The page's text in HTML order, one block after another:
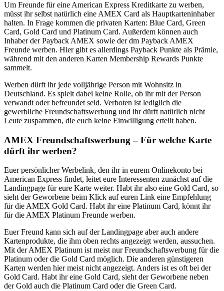
Um Freunde für eine American Express Kreditkarte zu werben,
müsst ihr selbst natürlich eine AMEX Card als Hauptkarteninhaber
halten. In Frage kommen die privaten Karten: Blue Card, Green
Card, Gold Card und Platinum Card. Außerdem können auch
Inhaber der Payback AMEX sowie der dm Payback AMEX
Freunde werben. Hier gibt es allerdings Payback Punkte als Prämie,
während mit den anderen Karten Membership Rewards Punkte
sammelt.
Werben dürft ihr jede volljährige Person mit Wohnsitz in
Deutschland. Es spielt dabei keine Rolle, ob ihr mit der Person
verwandt oder befreundet seid. Verboten ist lediglich die
gewerbliche Freundschaftswerbung und ihr dürft natürlich nicht
Leute zuspammen, die euch keine Einwilligung erteilt haben.
AMEX Freundschaftswerbung – Für welche Karte
dürft ihr werben?
Euer persönlicher Werbelink, den ihr in eurem Onlinekonto bei
American Express findet, leitet eure Interessenten zunächst auf die
Landingpage für eure Karte weiter. Habt ihr also eine Gold Card, so
sieht der Geworbene beim Klick auf euren Link eine Empfehlung
für die AMEX Gold Card. Habt ihr eine Platinum Card, könnt ihr
für die AMEX Platinum Freunde werben.
Euer Freund kann sich auf der Landingpage aber auch andere
Kartenprodukte, die ihm oben rechts angezeigt werden, aussuchen.
Mit der AMEX Platinum ist meist nur Freundschaftswerbung für die
Platinum oder die Gold Card möglich. Die anderen günstigeren
Karten werden hier meist nicht angezeigt. Anders ist es oft bei der
Gold Card. Habt ihr eine Gold Card, sieht der Geworbene neben
der Gold auch die Platinum Card oder die Green Card.